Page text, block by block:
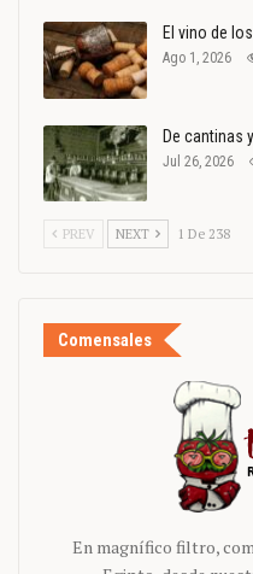
El vino de
Ago 1, 2026
De cantinas
Jul 26, 2026
PREV NEXT 1 De 238
Comensales
En magnífico filtro,